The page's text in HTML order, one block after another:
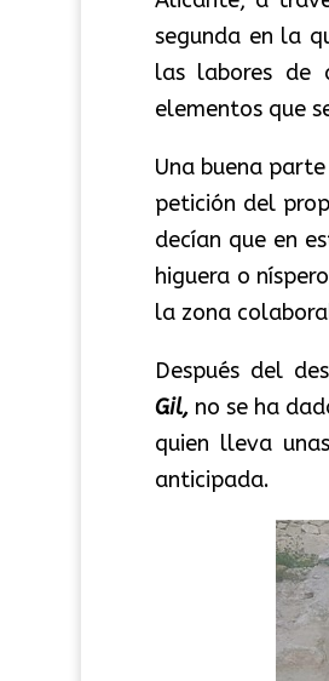
segunda en la
las labores de
elementos que
Una buena
petición del
decían que en
higuera o
la zona
Después del
Gil,no se ha
quien lleva
anticipada.